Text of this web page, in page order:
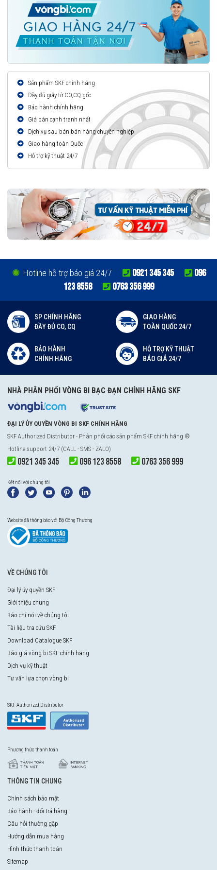
Sản phẩm SKF chính hãng
Đầy đủ giấy tờ CO,CQ gốc
Bảo hành chính hãng
Giá bán cạnh tranh nhất
Dịch vụ sau bán bán hàng chuyên nghiệp
Giao hàng toàn Quốc
Hỗ trợ kỹ thuật 24/7
Hotline hỗ trợ báo giá 24/7 0921 345 345
096
123 8558
0763 356 999
SP CHÍNH HÃNG
ĐẦY ĐỦ CO, CQ
GIAO HÀNG
TOÀN QUỐC 24/7
BẢO HÀNH
CHÍNH HÃNG
HỖ TRỢ KỸ THUẬT
BÁO GIÁ 24/7
NHÀ PHÂN PHỐI VÒNG BI BẠC ĐẠN CHÍNH HÃNG SKF
ĐẠI LÝ ỦY QUYỀN VÒNG BI SKF CHÍNH HÃNG
SKF Authorized Distributor - Phân phối các sản phẩm SKF chính hãng ®
Hotline support 24/7 (CALL - SMS - ZALO)
0921 345 345 096 123 8558 0763 356 999
Kết nối với chúng tôi
Website đã thông báo với Bộ Công Thương
VỀ CHÚNG TÔI
Đại lý ủy quyền SKF
Giới thiệu chung
Báo chí nói về chúng tôi
Tài liệu tra cứu SKF
Download Catalogue SKF
Báo giá vòng bi SKF chính hãng
Dịch vụ kỹ thuật
Tư vấn lựa chọn vòng bi
SKF Authorized Distributor
Phương thức thanh toán
THÔNG TIN CHUNG
Chính sách bảo mật
Bảo hành - đổi trả hàng
Câu hỏi thường gặp
Hướng dẫn mua hàng
Hình thức thanh toán
Sitemap